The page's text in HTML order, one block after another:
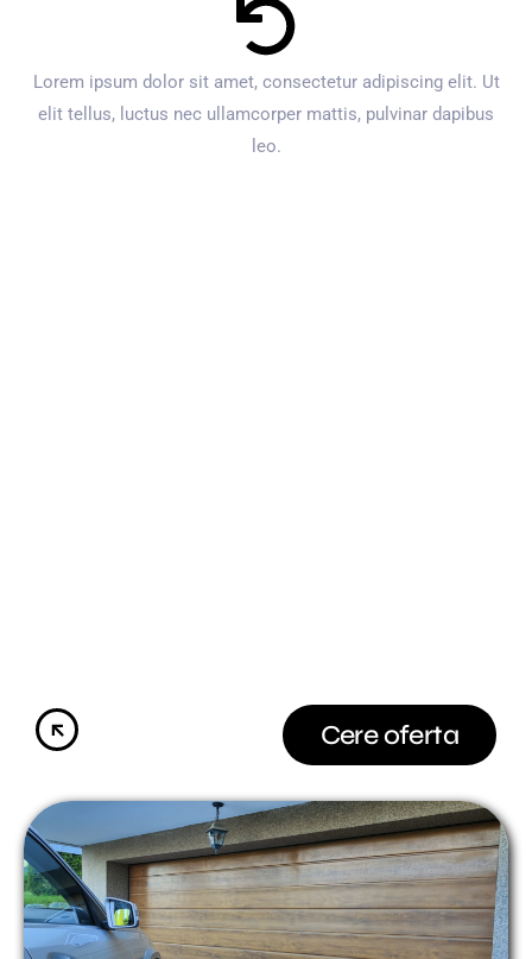
Lorem ipsum dolor sit amet, consectetur adipiscing elit. Ut
elit tellus, luctus nec ullamcorper mattis, pulvinar dapibus
leo.
Cere oferta